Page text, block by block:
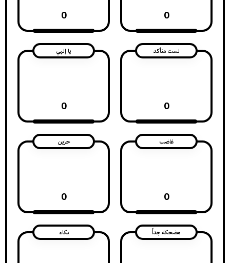
0
0
لست متأكد
0
يا إلهي
0
غاضب
0
حزين
0
مضحكة جداً بكاء